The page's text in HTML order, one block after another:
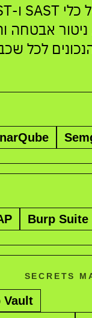
ניטור אבטחה
Burp Suite
SECRETS
Vault